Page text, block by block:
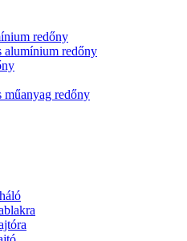
redőny
alumínium redőny
műanyag redőny